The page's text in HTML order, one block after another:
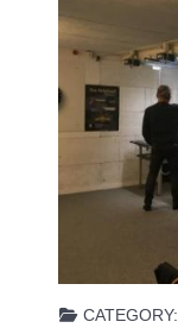
CATEGORY: